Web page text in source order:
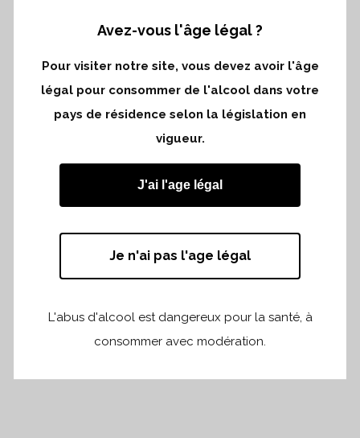
Partager Print page
Avez-vous l'âge légal ?
Pour visiter notre site, vous devez avoir l'âge
légal pour consommer de l'alcool dans votre
pays de résidence selon la législation en
vigueur.
J'ai l'age légal
Je n'ai pas l'age légal
L'abus d'alcool est dangereux pour la santé, à
consommer avec modération.